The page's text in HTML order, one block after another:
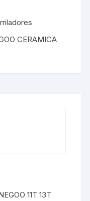
CERAMICA
11T 13T